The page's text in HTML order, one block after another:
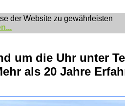
der Website zu gewährleisten
um die Uhr unter
als 20 Jahre